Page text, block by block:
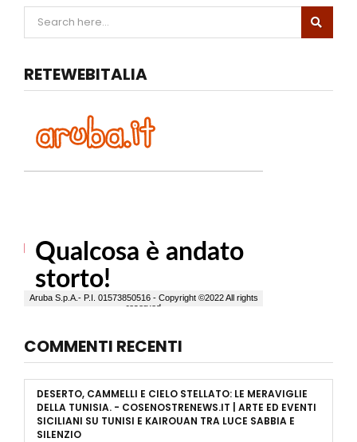
RETEWEBITALIA
COMMENTI RECENTI
DESERTO, CAMMELLI E CIELO STELLATO: LE MERAVIGLIE
DELLA TUNISIA. - COSENOSTRENEWS.IT | ARTE ED EVENTI
SICILIANI SU TUNISI E KAIROUAN TRA LUCE SABBIA E
SILENZIO